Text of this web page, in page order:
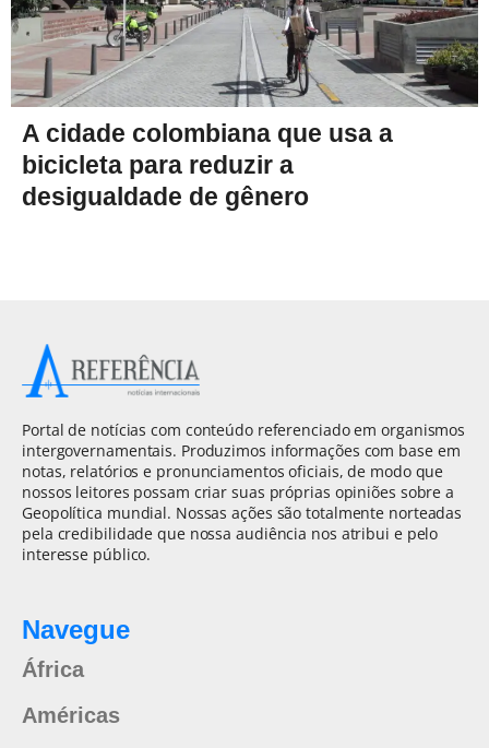
A cidade colombiana que usa a
bicicleta para reduzir a
desigualdade de gênero
Portal de notícias com conteúdo referenciado em organismos
intergovernamentais. Produzimos informações com base em
notas, relatórios e pronunciamentos oficiais, de modo que
nossos leitores possam criar suas próprias opiniões sobre a
Geopolítica mundial. Nossas ações são totalmente norteadas
pela credibilidade que nossa audiência nos atribui e pelo
interesse público.
Navegue
África
Américas